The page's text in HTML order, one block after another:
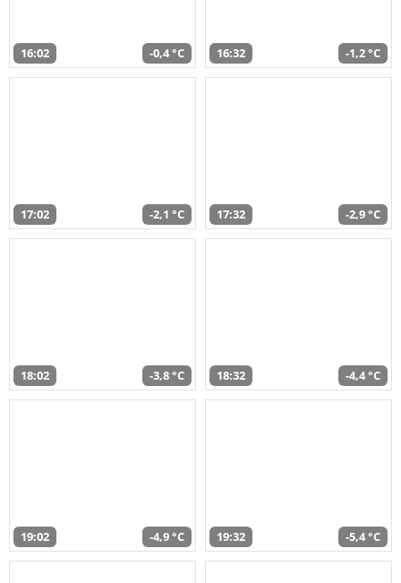
16:02 -0,4 °C 16:32 -1,2 °C
17:02 -2,1 °C 17:32 -2,9 °C
18:02 -3,8 °C 18:32 -4,4 °C
19:02 -4,9 °C 19:32 -5,4 °C